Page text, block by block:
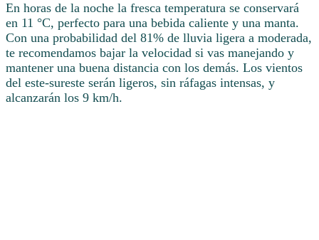
En horas de la noche la fresca temperatura se conservará
en 11 °C, perfecto para una bebida caliente y una manta.
Con una probabilidad del 81% de lluvia ligera a moderada,
te recomendamos bajar la velocidad si vas manejando y
mantener una buena distancia con los demás. Los vientos
del este-sureste serán ligeros, sin ráfagas intensas, y
alcanzarán los 9 km/h.